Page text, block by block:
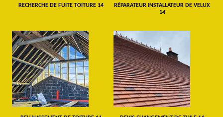
RECHERCHE DE FUITE TOITURE 14
RÉPARATEUR INSTALLATEUR DE VELUX
14